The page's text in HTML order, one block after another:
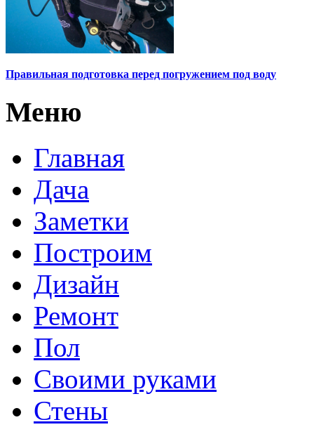
Правильная подготовка перед погружением под воду
Меню
Главная
Дача
Заметки
Построим
Дизайн
Ремонт
Пол
Своими руками
Стены